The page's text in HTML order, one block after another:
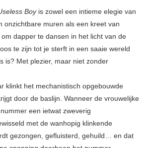
Boyis zowel een intieme elegie van
onzichtbare muren als een kreet van
dapper te dansen in het licht van de
te zijn tot je sterft in een saaie wereld
is? Met plezier, maar niet zonder
klinkt het mechanistisch opgebouwde
door de baslijn. Wanneer de vrouwelijke
een ietwat zweverig
met de wanhopig klinkende
gezongen, gefluisterd, gehuild… en dat